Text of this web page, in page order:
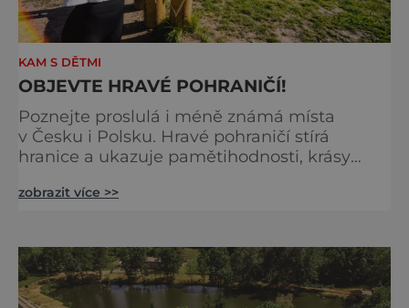
KAM S DĚTMI
OBJEVTE HRAVÉ POHRANIČÍ!
Poznejte proslulá i méně známá místa
v Česku i Polsku. Hravé pohraničí stírá
hranice a ukazuje pamětihodnosti, krásy
polské straně. Objevte zákoutí
přednost kultuře nebo se rádi dovídáte něco
o technických památkách, v Hravém
pohraničí si vyberete. Navštívit můžete c
zobrazit více >>